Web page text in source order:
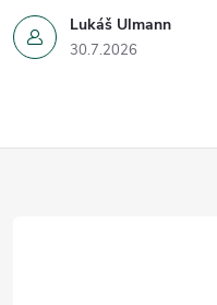
Lukáš Ulmann
30.7.2026